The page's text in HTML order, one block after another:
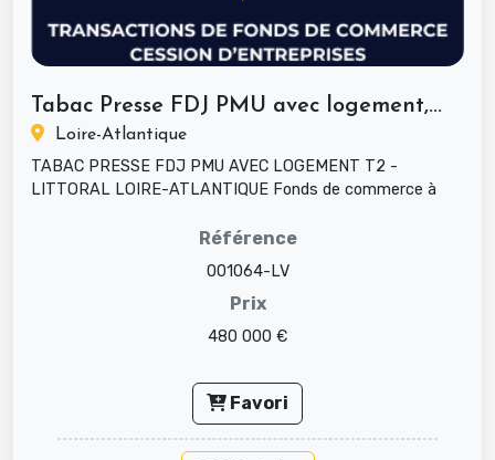
Tabac Presse FDJ PMU avec logement,...
Loire-Atlantique
TABAC PRESSE FDJ PMU AVEC LOGEMENT T2 -
LITTORAL LOIRE-ATLANTIQUE Fonds de commerce à
Référence
001064-LV
Prix
480 000 €
Favori